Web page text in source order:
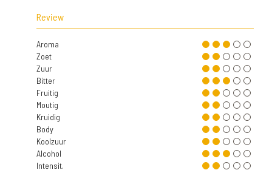
Review
Aroma
Zoet
Zuur
Bitter
Fruitig
Moutig
Kruidig
Body
Koolzuur
Alcohol
Intensit.